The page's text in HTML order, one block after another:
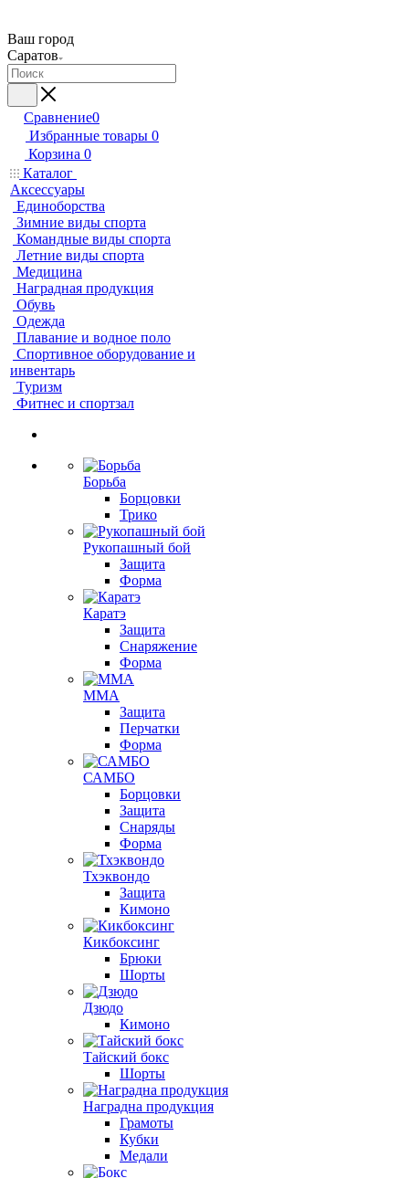
Ваш город
Саратов
Сравнение0
Избранные товары 0
Корзина 0
Каталог
Аксессуары
Единоборства
Зимние виды спорта
Командные виды спорта
Летние виды спорта
Медицина
Наградная продукция
Обувь
Одежда
Плавание и водное поло
Спортивное оборудование и
инвентарь
Туризм
Фитнес и спортзал
Борьба
Борцовки
Трико
Рукопашный бой
Защита
Форма
Каратэ
Защита
Снаряжение
Форма
ММА
Защита
Перчатки
Форма
САМБО
Борцовки
Защита
Снаряды
Форма
Тхэквондо
Защита
Кимоно
Кикбоксинг
Брюки
Шорты
Дзюдо
Кимоно
Тайский бокс
Шорты
Наградна продукция
Грамоты
Кубки
Медали